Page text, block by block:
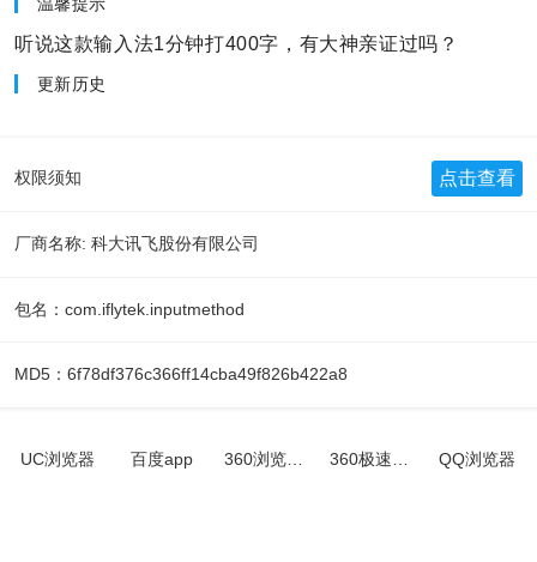
听说这款输入法1分钟打400字，有大神亲证过吗？
更新历史
权限须知 点击查看
厂商名称: 科大讯飞股份有限公司
包名：com.iflytek.inputmethod
MD5：6f78df376c366ff14cba49f826b422a8
UC浏览器 百度app 360浏览器官网 360极速浏览器app QQ浏览器